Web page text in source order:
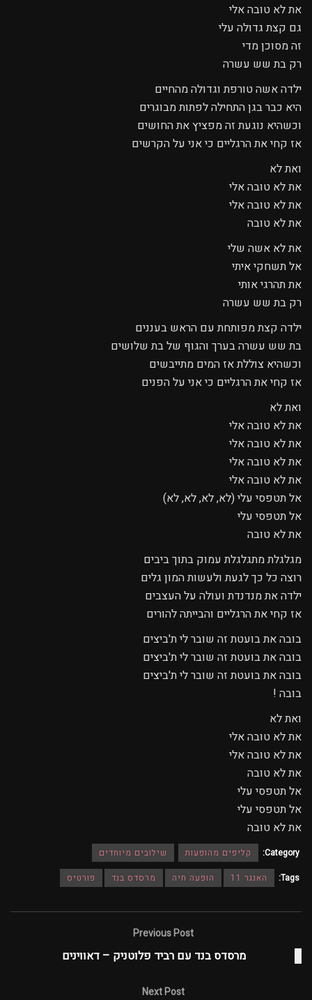
את לא טובה אלי
גם קצת גדולה עלי
זה מסוכן מדי
רק בת שש עשרה
ילדה אשה טורפת וגדולה מהחיים
היא כבר בגן התחילה לפתות מבוגרים
וכשהיא נוגעת זה מפציץ את החושים
אז קחי את הרגליים כי אני על הקרשים
ואת לא
את לא טובה אלי
את לא טובה אלי
את לא טובה
את לא אשה שלי
אל תשחקי איתי
את תהרגי אותי
רק בת שש עשרה
ילדה קצת מפותחת עם הראש בעננים
בת שש עשרה בערך והגוף של בת שלושים
וכשהיא צוללת אז המים מתייבשים
אז קחי את הרגליים כי אני על הפנים
ואת לא
את לא טובה אלי
את לא טובה אלי
את לא טובה אלי
את לא טובה אלי
אל תטפסי עלי (לא, לא, לא, לא)
אל תטפסי עלי
את לא טובה
מגלגלת מתגלגלת עמוק בתוך ביבים
רוצה כל כך לגעת ולעשות המון גלים
ילדה את מנדנדת ועולה על העצבים
אז קחי את הרגליים והבייתה להורים
בובה את בועטת זה שובר לי ת'ביצים
בובה את בועטת זה שובר לי ת'ביצים
בובה את בועטת זה שובר לי ת'ביצים
בובה !
ואת לא
את לא טובה אלי
את לא טובה אלי
את לא טובה
אל תטפסי עלי
אל תטפסי עלי
את לא טובה
Category: קליפים מהופעות
שילובים מיוחדים
Tags:
האנגר 11 הופעה חיה מרסדס בנד פורטיס
Previous Post
מרסדס בנד עם רביד פלוטניק – דאווינים
Next Post